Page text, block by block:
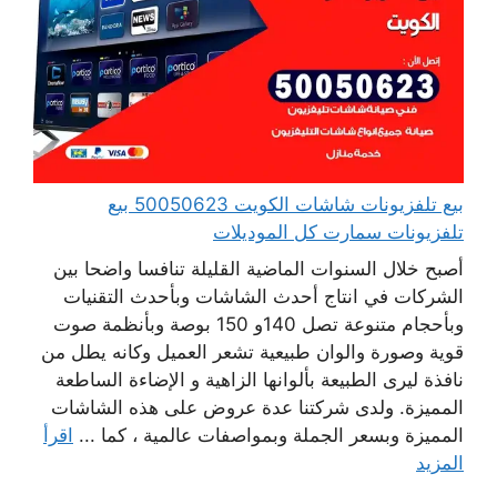
بيع تلفزيونات شاشات الكويت 50050623 بيع
تلفزيونات سمارت كل الموديلات
أصبح خلال السنوات الماضية القليلة تنافسا واضحا بين
الشركات في انتاج أحدث الشاشات وبأحدث التقنيات
وبأحجام متنوعة تصل 140و 150 بوصة وبأنظمة صوت
قوية وصورة والوان طبيعية تشعر العميل وكانه يطل من
نافذة ليرى الطبيعة بألوانها الزاهية و الإضاءة الساطعة
المميزة. ولدى شركتنا عدة عروض على هذه الشاشات
المميزة وبسعر الجملة وبمواصفات عالمية ، كما ... اقرأ
المزيد